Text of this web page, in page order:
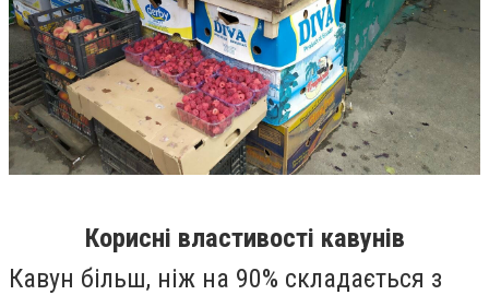
Корисні властивості кавунів
Кавун більш, ніж на 90% складається з